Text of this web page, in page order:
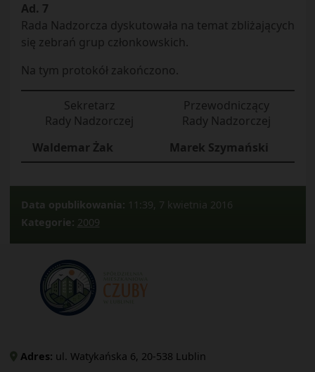
Ad. 7
Rada Nadzorcza dyskutowała na temat zbliżających
się zebrań grup członkowskich.
Na tym protokół zakończono.
Sekretarz
Rady Nadzorczej
Waldemar Żak
Przewodniczący
Rady Nadzorczej
Marek Szymański
Data opublikowania: 11:39, 7 kwietnia 2016
Kategorie: 2009
Adres: ul. Watykańska 6, 20-538 Lublin